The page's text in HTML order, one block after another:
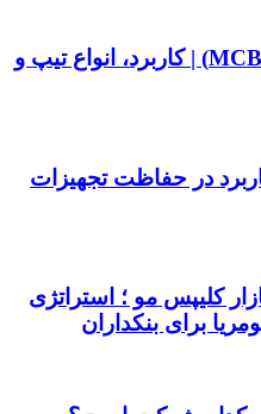
کلید مینیاتوری زیمنس (MCB) | کاربرد، انواع تیپ و
در حفاظت تجهیزات
کلیپس مو ؛ استراتژی
برای بنکداران